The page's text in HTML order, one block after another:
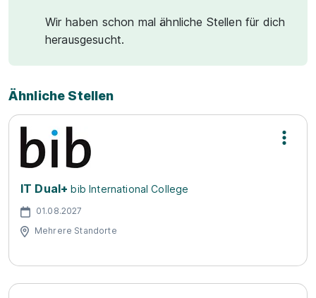
Wir haben schon mal ähnliche Stellen für dich
herausgesucht.
Ähnliche Stellen
IT Dual+ bib International College
01.08.2027
Mehrere Standorte